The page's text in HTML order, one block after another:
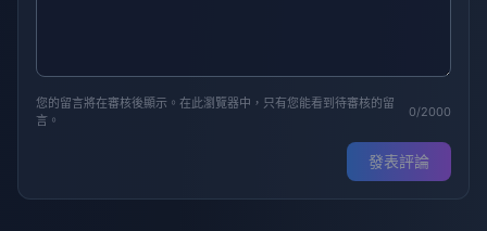
您的留言將在審核後顯示。在此瀏覽器中，只有您能看到待審核的留
言。
0/2000
發表評論